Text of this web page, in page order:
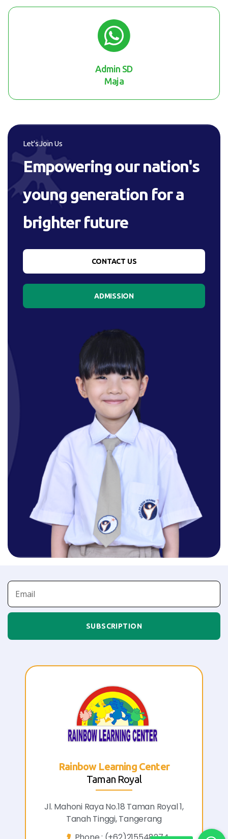
Admin SD
Maja
Let's Join Us
Empowering our nation's
young generation for a
brighter future
CONTACT US
ADMISSION
SUBSCRIPTION
Rainbow Learning Center
Taman Royal
Jl. Mahoni Raya No.18 Taman Royal 1,
Tanah Tinggi, Tangerang